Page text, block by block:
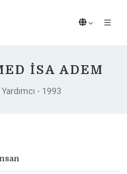
İSA ADEM
- 1993